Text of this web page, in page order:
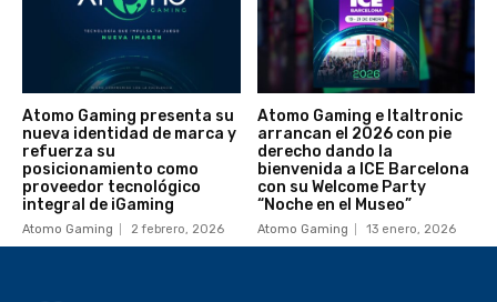
Atomo Gaming presenta su
nueva identidad de marca y
refuerza su
posicionamiento como
proveedor tecnológico
integral de iGaming
Atomo Gaming 2 febrero, 2026
Atomo Gaming e Italtronic
arrancan el 2026 con pie
derecho dando la
bienvenida a ICE Barcelona
con su Welcome Party
“Noche en el Museo”
Atomo Gaming 13 enero, 2026